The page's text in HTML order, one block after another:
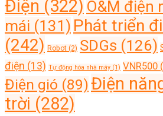
Điện (322) O&M điện
mái (131) Phát triển
(242) Robot (2) SDGs (126)
điện (13) Tự động hóa nhà máy (1) VNR500
Điện gió (89)Điện
trời (282)